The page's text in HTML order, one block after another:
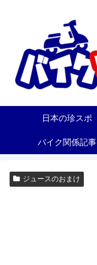
日本の珍スポ
バイク関係記事
ジュースのおまけ